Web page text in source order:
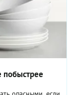
побыстрее